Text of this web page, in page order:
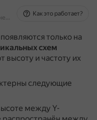
На основе источников, возможны неточности
Как это работает?
только на
схем
высоту и частоту их
следующие
между Y-